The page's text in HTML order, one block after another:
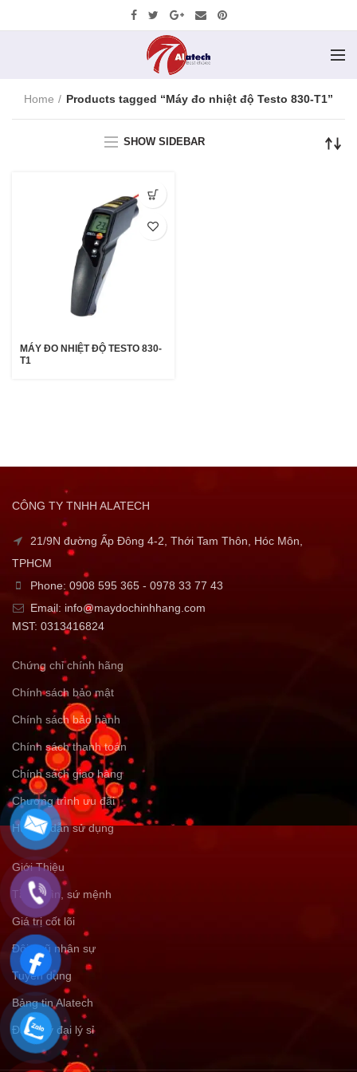
Home Products tagged “Máy đo nhiệt độ Testo 830-T1”
SHOW SIDEBAR
MÁY ĐO NHIỆT ĐỘ TESTO 830-
T1
CÔNG TY TNHH ALATECH
21/9N đường Ấp Đông 4-2, Thới Tam Thôn, Hóc Môn,
TPHCM
Phone: 0908 595 365 - 0978 33 77 43
Email: info@maydochinhhang.com
MST: 0313416824
Chứng chỉ chính hãng
Chính sách bảo mật
Chính sách bảo hành
Chính sách thanh toán
Chính sách giao hàng
Chương trình ưu đãi
Hướng dẫn sử dụng
Giới Thiệu
Tầm nhìn, sứ mệnh
Giá trị cốt lõi
Đội ngũ nhân sự
Tuyển dụng
Bảng tin Alatech
Đăng ký đại lý sỉ